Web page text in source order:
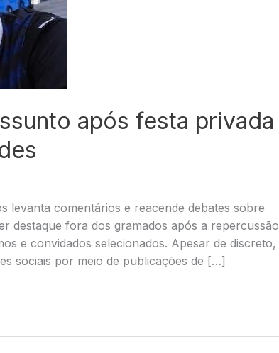
após festa privada
levanta comentários e reacende debates sobre
destaque fora dos gramados após a repercussão
e convidados selecionados. Apesar de discreto,
sociais por meio de publicações de […]